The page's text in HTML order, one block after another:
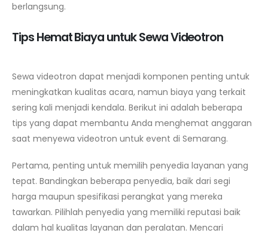
berlangsung.
Tips Hemat Biaya untuk SewaVideotron
Sewa videotron dapat menjadi komponen penting untuk
meningkatkan kualitas acara, namun biaya yang terkait
sering kali menjadi kendala. Berikut ini adalah beberapa
tips yang dapat membantu Anda menghemat anggaran
saat menyewa videotron untuk event di Semarang.
Pertama, penting untuk memilih penyedia layanan yang
tepat. Bandingkan beberapa penyedia, baik dari segi
harga maupun spesifikasi perangkat yang mereka
tawarkan. Pilihlah penyedia yang memiliki reputasi baik
dalam hal kualitas layanan dan peralatan. Mencari